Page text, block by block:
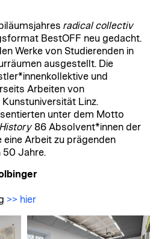
radical collectiv
BestOFF neu gedacht.
Werke von Studierenden in
ausgestellt. Die
und
Arbeiten von
Linz.
unter dem Motto
86 Absolvent*innen der
eine Arbeit zu prägenden
50 Jahre.
>> hier